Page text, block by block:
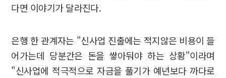
다면 이야기가 달라진다.
은행 한 관계자는 "신사업 진출에는 적지않은 비용이 들
어가는데 당분간은 돈을 쌓아둬야 하는 상황"이라며
"신사업에 적극적으로 자금을 풀기가 예년보다 까다로